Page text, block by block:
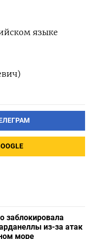
языке
заблокировала
из-за атак
море